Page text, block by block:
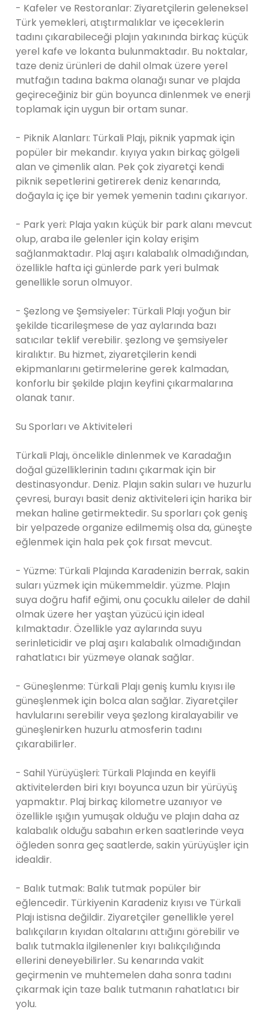
- Kafeler ve Restoranlar: Ziyaretçilerin geleneksel
Türk yemekleri, atıştırmalıklar ve içeceklerin
tadını çıkarabileceği plajın yakınında birkaç küçük
yerel kafe ve lokanta bulunmaktadır. Bu noktalar,
taze deniz ürünleri de dahil olmak üzere yerel
mutfağın tadına bakma olanağı sunar ve plajda
geçireceğiniz bir gün boyunca dinlenmek ve enerji
toplamak için uygun bir ortam sunar.
- Piknik Alanları: Türkali Plajı, piknik yapmak için
popüler bir mekandır. kıyıya yakın birkaç gölgeli
alan ve çimenlik alan. Pek çok ziyaretçi kendi
piknik sepetlerini getirerek deniz kenarında,
doğayla iç içe bir yemek yemenin tadını çıkarıyor.
- Park yeri: Plaja yakın küçük bir park alanı mevcut
olup, araba ile gelenler için kolay erişim
sağlanmaktadır. Plaj aşırı kalabalık olmadığından,
özellikle hafta içi günlerde park yeri bulmak
genellikle sorun olmuyor.
- Şezlong ve Şemsiyeler: Türkali Plajı yoğun bir
şekilde ticarileşmese de yaz aylarında bazı
satıcılar teklif verebilir. şezlong ve şemsiyeler
kiralıktır. Bu hizmet, ziyaretçilerin kendi
ekipmanlarını getirmelerine gerek kalmadan,
konforlu bir şekilde plajın keyfini çıkarmalarına
olanak tanır.
Su Sporları ve Aktiviteleri
Türkali Plajı, öncelikle dinlenmek ve Karadağın
doğal güzelliklerinin tadını çıkarmak için bir
destinasyondur. Deniz. Plajın sakin suları ve huzurlu
çevresi, burayı basit deniz aktiviteleri için harika bir
mekan haline getirmektedir. Su sporları çok geniş
bir yelpazede organize edilmemiş olsa da, güneşte
eğlenmek için hala pek çok fırsat mevcut.
- Yüzme: Türkali Plajında Karadenizin berrak, sakin
suları yüzmek için mükemmeldir. yüzme. Plajın
suya doğru hafif eğimi, onu çocuklu aileler de dahil
olmak üzere her yaştan yüzücü için ideal
kılmaktadır. Özellikle yaz aylarında suyu
serinleticidir ve plaj aşırı kalabalık olmadığından
rahatlatıcı bir yüzmeye olanak sağlar.
- Güneşlenme: Türkali Plajı geniş kumlu kıyısı ile
güneşlenmek için bolca alan sağlar. Ziyaretçiler
havlularını serebilir veya şezlong kiralayabilir ve
güneşlenirken huzurlu atmosferin tadını
çıkarabilirler.
- Sahil Yürüyüşleri: Türkali Plajında en keyifli
aktivitelerden biri kıyı boyunca uzun bir yürüyüş
yapmaktır. Plaj birkaç kilometre uzanıyor ve
özellikle ışığın yumuşak olduğu ve plajın daha az
kalabalık olduğu sabahın erken saatlerinde veya
öğleden sonra geç saatlerde, sakin yürüyüşler için
idealdir.
- Balık tutmak: Balık tutmak popüler bir
eğlencedir. Türkiyenin Karadeniz kıyısı ve Türkali
Plajı istisna değildir. Ziyaretçiler genellikle yerel
balıkçıların kıyıdan oltalarını attığını görebilir ve
balık tutmakla ilgilenenler kıyı balıkçılığında
ellerini deneyebilirler. Su kenarında vakit
geçirmenin ve muhtemelen daha sonra tadını
çıkarmak için taze balık tutmanın rahatlatıcı bir
yolu.